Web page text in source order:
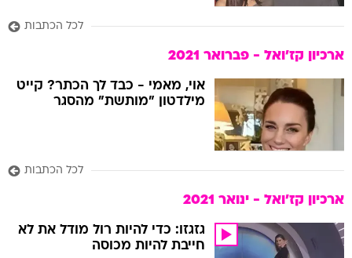
לכל הכתבות
ארכיון קז'ואל - פברואר 2021
אוי, מאמי - כבד לך הכתר? קייט
מילדטון "מותשת" מהסגר
לכל הכתבות
ארכיון קז'ואל - ינואר 2021
גזגזו: כדי להיות רול מודל את לא
חייבת להיות מכוסה